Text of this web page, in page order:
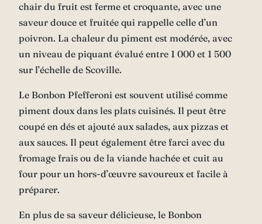
chair du fruit est ferme et croquante, avec une
saveur douce et fruitée qui rappelle celle d’un
poivron. La chaleur du piment est modérée, avec
un niveau de piquant évalué entre 1 000 et 1 500
sur l’échelle de Scoville.
Le Bonbon Pfefferoni est souvent utilisé comme
piment doux dans les plats cuisinés. Il peut être
coupé en dés et ajouté aux salades, aux pizzas et
aux sauces. Il peut également être farci avec du
fromage frais ou de la viande hachée et cuit au
four pour un hors-d’œuvre savoureux et facile à
préparer.
En plus de sa saveur délicieuse, le Bonbon